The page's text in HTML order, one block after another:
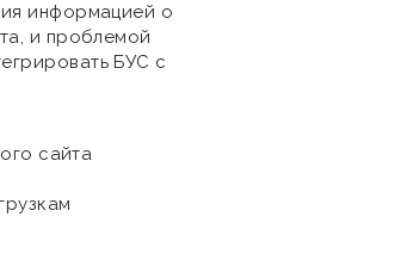
информацией о
и проблемой
БУС с
сайта